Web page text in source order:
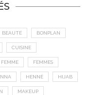
BEAUTÉ BONPLAN
CUISINE
FEMME FEMMES
HENNÉ HIJAB
MAKEUP